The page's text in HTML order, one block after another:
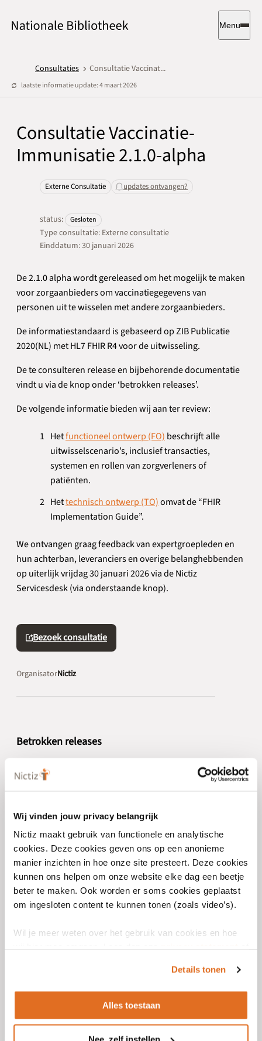
Wij vinden jouw privacy belangrijk
Nictiz maakt gebruik van functionele en analytische
cookies. Deze cookies geven ons op een anonieme
manier inzichten in hoe onze site presteert. Deze cookies
kunnen ons helpen om onze website elke dag een beetje
beter te maken. Ook worden er soms cookies geplaatst
om ingesloten content te kunnen tonen (zoals video’s).
Wil je meer weten over het gebruik van cookies en hoe
Details tonen
Alles toestaan
Menu
Consultaties Consultatie Vaccinat...
laatste informatie update: 4 maart 2026
Consultatie Vaccinatie-
Immunisatie 2.1.0-alpha
Externe Consultatie updates ontvangen?
status: Gesloten
Type consultatie: Externe consultatie
Einddatum: 30 januari 2026
De 2.1.0 alpha wordt gereleased om het mogelijk te maken
voor zorgaanbieders om vaccinatiegegevens van
personen uit te wisselen met andere zorgaanbieders.
De informatiestandaard is gebaseerd op ZIB Publicatie
2020(NL) met HL7 FHIR R4 voor de uitwisseling.
De te consulteren release en bijbehorende documentatie
vindt u via de knop onder ‘betrokken releases’.
De volgende informatie bieden wij aan ter review:
Hetfunctioneel ontwerp (FO) beschrijft alle
uitwisselscenario’s, inclusief transacties,
systemen en rollen van zorgverleners of
patiënten.
Hettechnisch ontwerp (TO)omvat de “FHIR
Implementation Guide”.
We ontvangen graag feedback van expertgroepleden en
hun achterban, leveranciers en overige belanghebbenden
op uiterlijk vrijdag 30 januari 2026 via de Nictiz
Servicesdesk (via onderstaande knop).
Bezoek consultatie
OrganisatorNictiz
Betrokken releases
Vaccinatie-Immunisatie t.b.v.
zorgnetwerk uitwisseling 2.1.0-alpha
2.1.0-alpha
Uitwisseling vaccinatiegegevens
van personen tussen
(zorg)aanbieder
2.1.0-alpha